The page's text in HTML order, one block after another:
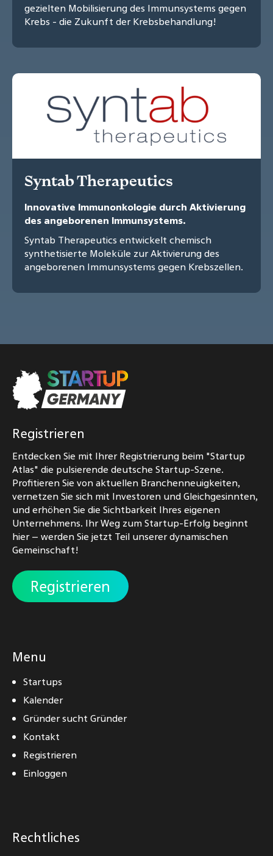
gezielten Mobilisierung des Immunsystems gegen
Krebs - die Zukunft der Krebsbehandlung!
Syntab Therapeutics
Innovative Immunonkologie durch Aktivierung
des angeborenen Immunsystems.
Syntab Therapeutics entwickelt chemisch
synthetisierte Moleküle zur Aktivierung des
angeborenen Immunsystems gegen Krebszellen.
Registrieren
Entdecken Sie mit Ihrer Registrierung beim "Startup
Atlas" die pulsierende deutsche Startup-Szene.
Profitieren Sie von aktuellen Branchenneuigkeiten,
vernetzen Sie sich mit Investoren und Gleichgesinnten,
und erhöhen Sie die Sichtbarkeit Ihres eigenen
Unternehmens. Ihr Weg zum Startup-Erfolg beginnt
hier – werden Sie jetzt Teil unserer dynamischen
Gemeinschaft!
Registrieren
Menu
Startups
Kalender
Gründer sucht Gründer
Kontakt
Registrieren
Einloggen
Rechtliches